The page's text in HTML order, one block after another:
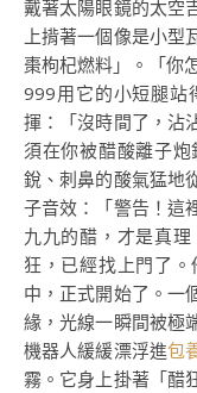
戴著太陽眼鏡的太空
上揹著一個像是小
棗枸杞燃料」。「
999用它的小短腿站
揮：「沒時間了，沾
須在你被醋酸離子
銳、刺鼻的酸氣猛地
子音效：「警告！這
九九的醋，才是真
狂，已經找上門了
中，正式開始了。一
緣，光線一瞬間被極
機器人緩緩漂浮進包
霧。它身上掛著「醋